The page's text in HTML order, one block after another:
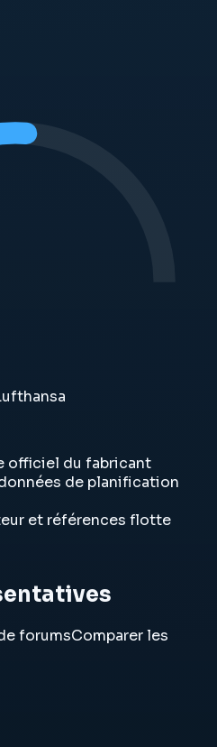
officiel du fabricant
de planification
et références flotte
forumsComparer les